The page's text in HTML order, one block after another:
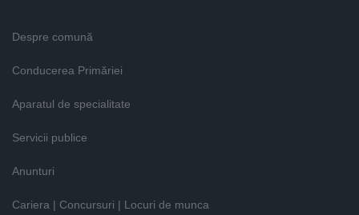
Despre comună
Conducerea Primăriei
Aparatul de specialitate
Servicii publice
Anunturi
Cariera | Concursuri | Locuri de munca